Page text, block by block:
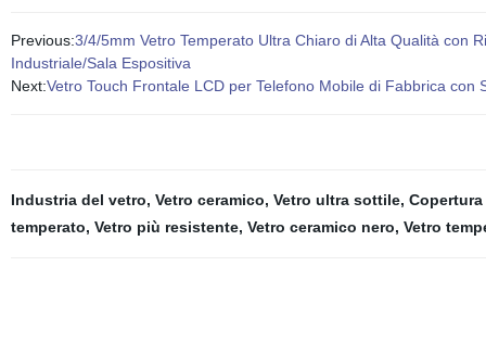
Previous:3/4/5mm Vetro Temperato Ultra Chiaro di Alta Qualità con
Industriale/Sala Espositiva
Next:Vetro Touch Frontale LCD per Telefono Mobile di Fabbrica
Industria del vetro, Vetro ceramico, Vetro ultra sottile,
temperato, Vetro più resistente, Vetro ceramico nero, Vetro